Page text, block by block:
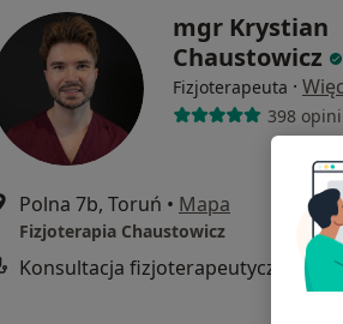
mgr Krystian
Chaustowicz
Fizjoterapeuta ·
398
Polna 7b, Toruń • Mapa
Fizjoterapia Chaustowicz
Konsultacja fizjoterapeutyczna